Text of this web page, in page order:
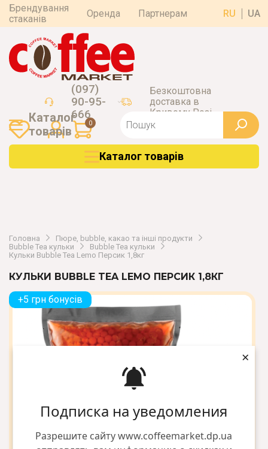
Подписка на уведомления
Разрешите сайту www.coffeemarket.dp.ua
×
Брендування
стаканів
Оренда Партнерам RU UA
(097)
90-95-
666
Безкоштовна
доставка в
Кривому Розі
0
Каталог
товарiв
Каталог товарiв
Головна
Пюре, bubble, какао та інші продукти
Bubble Tea кульки
Bubble Tea кульки
Кульки Bubble Tea Lemo Персик 1,8кг
КУЛЬКИ BUBBLE TEA LEMO ПЕРСИК 1,8КГ
+5 грн бонусів